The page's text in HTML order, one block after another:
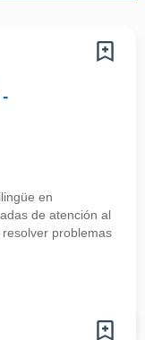
en
de atención al
problemas